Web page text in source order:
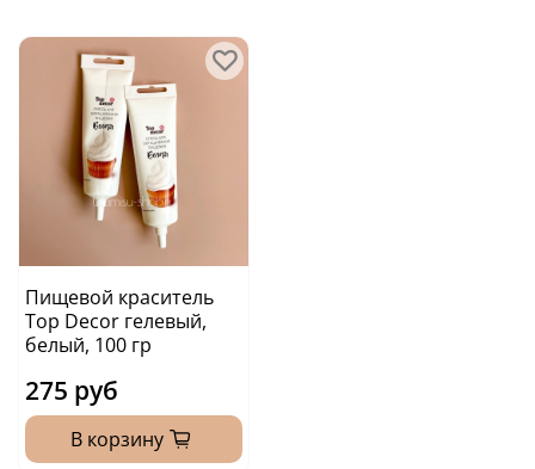
Пищевой краситель
Top Decor гелевый,
белый, 100 гр
275 руб
В корзину